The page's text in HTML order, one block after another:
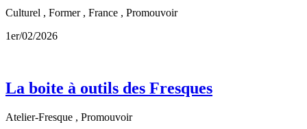
Culturel , Former , France , Promouvoir
1er/02/2026
La boite à outils des Fresques
Atelier-Fresque , Promouvoir